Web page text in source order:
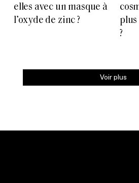
elles avec un masque à
l’oxyde de zinc ?
plus
?
Voir plus